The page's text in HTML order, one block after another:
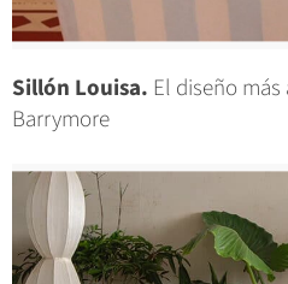
Sillón Louisa. El diseño
Barrymore